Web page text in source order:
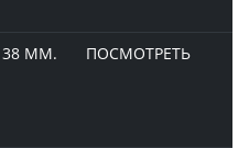
38 ММ. ПОСМОТРЕТЬ